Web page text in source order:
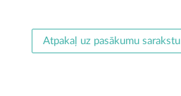
Atpakaļ uz pasākumu sarakstu